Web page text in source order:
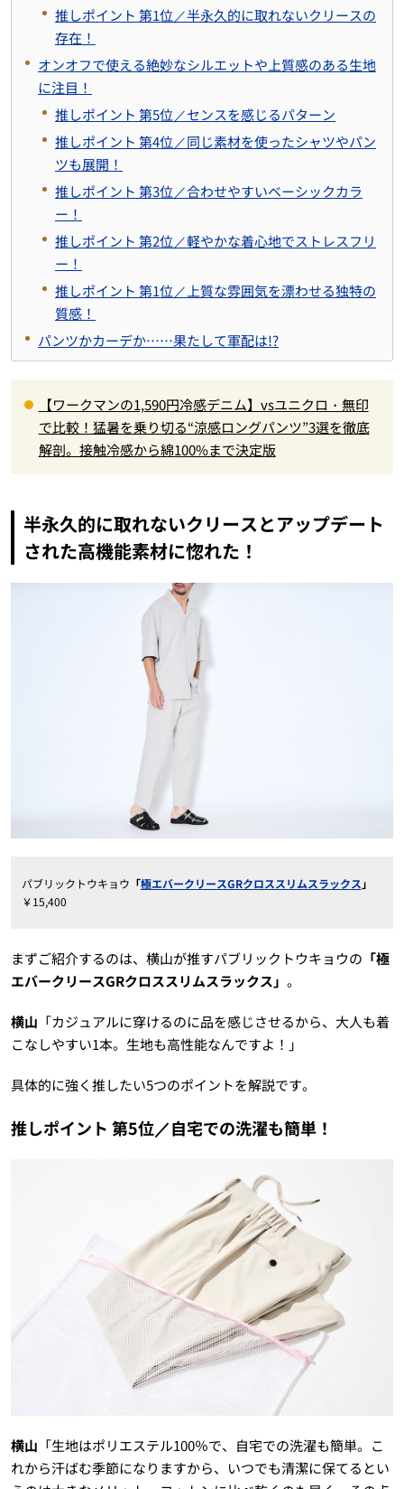
推しポイント 第1位／半永久的に取れないクリースの
存在！
オンオフで使える絶妙なシルエットや上質感のある生地
に注目！
推しポイント 第5位／センスを感じるパターン
推しポイント 第4位／同じ素材を使ったシャツやパン
ツも展開！
推しポイント 第3位／合わせやすいベーシックカラ
ー！
推しポイント 第2位／軽やかな着心地でストレスフリ
ー！
推しポイント 第1位／上質な雰囲気を漂わせる独特の
質感！
パンツかカーデか……果たして軍配は!?
【ワークマンの1,590円冷感デニム】vsユニクロ・無印
で比較！猛暑を乗り切る“涼感ロングパンツ”3選を徹底
解剖。接触冷感から綿100%まで決定版
半永久的に取れないクリースとアップデート
された高機能素材に惚れた！
パブリックトウキョウ 「極エバークリースGRクロススリムスラックス」
￥15,400
まずご紹介するのは、横山が推すパブリックトウキョウの 「極
エバークリースGRクロススリムスラックス」 。
横山 「カジュアルに穿けるのに品を感じさせるから、大人も着
こなしやすい1本。生地も高性能なんですよ！」
具体的に強く推したい5つのポイントを解説です。
推しポイント 第5位／自宅での洗濯も簡単！
横山 「生地はポリエステル100％で、自宅での洗濯も簡単。こ
れから汗ばむ季節になりますから、いつでも清潔に保てるとい